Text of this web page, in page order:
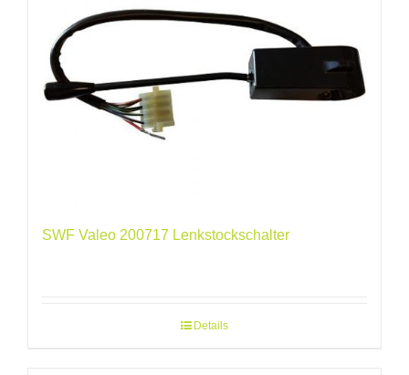
SWF Valeo 200717 Lenkstockschalter
Details